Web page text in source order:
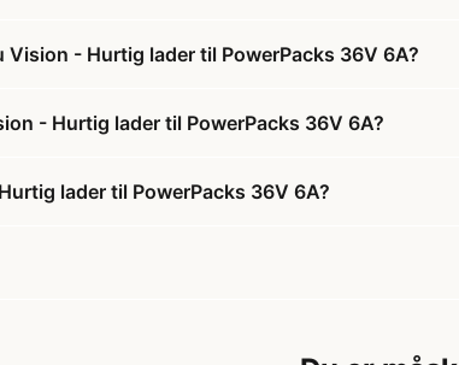
- Hurtig lader til PowerPacks 36V 6A?
- Hurtig lader til PowerPacks 36V 6A?
lader til PowerPacks 36V 6A?